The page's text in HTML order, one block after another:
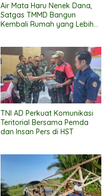
Air Mata Haru Nenek Dana,
Satgas TMMD Bangun
Kembali Rumah yang Lebih
TNI AD Perkuat Komunikasi
Teritorial Bersama Pemda
dan Insan Pers di HST